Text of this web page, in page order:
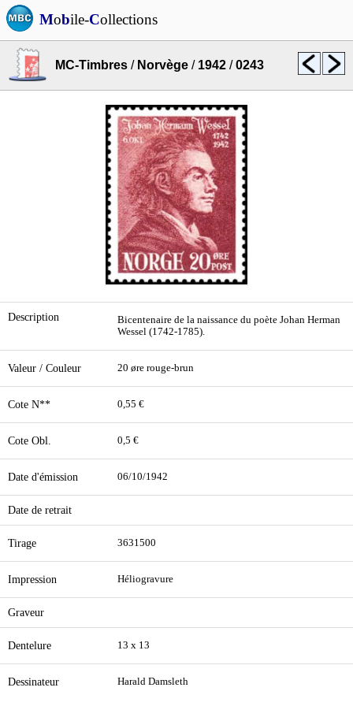
Mobile-Collections
MC-Timbres / Norvège / 1942 /0243
Description
Bicentenaire de la naissance du poète Johan Herman
Wessel (1742-1785).
Valeur / Couleur 20 øre rouge-brun
Cote N** 0,55 €
Cote Obl. 0,5 €
Date d'émission 06/10/1942
Date de retrait
Tirage 3631500
Impression Héliogravure
Graveur
Dentelure 13 x 13
Dessinateur Harald Damsleth